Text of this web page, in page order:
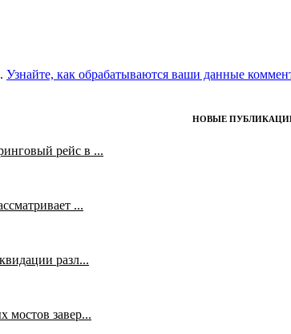
Узнайте, как обрабатываются ваши данные
НОВЫЕ
рейс в ...
...
разл...
мостов завер...